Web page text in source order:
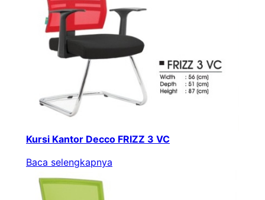
Kursi Kantor Decco FRIZZ 3 VC
Baca selengkapnya